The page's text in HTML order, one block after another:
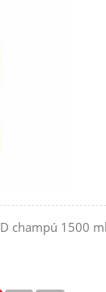
champú 1500 ml